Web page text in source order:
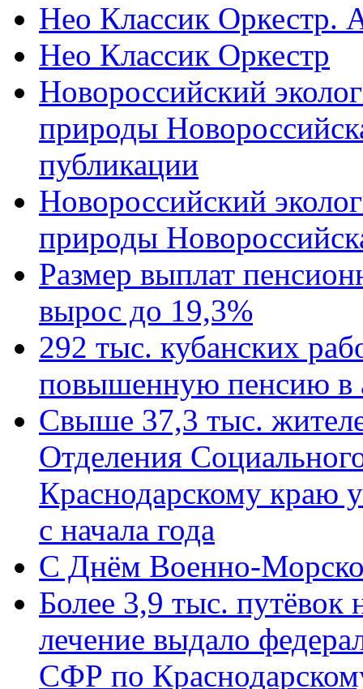
Нео Классик Оркестр.
Нео Классик Оркестр
Новороссийский
природы
публикации
Новороссийский
природы
Размер выплат
вырос до 19,3%
292 тыс. кубанских
повышенную пенсию в
Свыше 37,3 тыс.
Отделения
Краснодарскому краю
с начала года
C Днём Военно-
Более 3,9 тыс. путёвок
лечение выдало
СФР по